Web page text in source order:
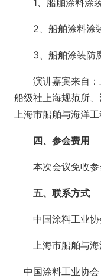
2、船舶涂料涂装
3、船舶涂装防腐
演讲嘉宾来自：
船级社上海规范所、
上海市船舶与海洋
四、参会费用
本次会议免收参
五、联系方式
中国涂料工业
上海市船舶与海
中国涂料工业